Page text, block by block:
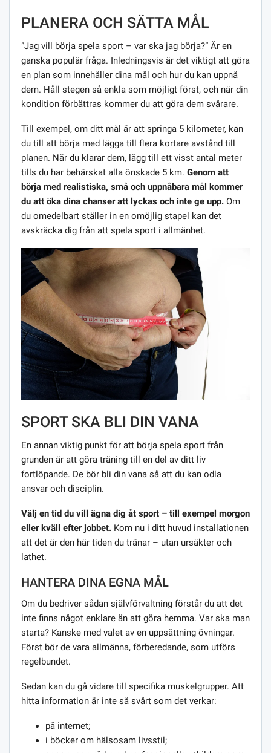
PLANERA OCH SÄTTA MÅL
”Jag vill börja spela sport – var ska jag börja?” Är en
ganska populär fråga. Inledningsvis är det viktigt att göra
en plan som innehåller dina mål och hur du kan uppnå
dem. Håll stegen så enkla som möjligt först, och när din
kondition förbättras kommer du att göra dem svårare.
Till exempel, om ditt mål är att springa 5 kilometer, kan
du till att börja med lägga till flera kortare avstånd till
planen. När du klarar dem, lägg till ett visst antal meter
tills du har behärskat alla önskade 5 km. Genom att
börja med realistiska, små och uppnåbara mål kommer
du att öka dina chanser att lyckas och inte ge upp. Om
du omedelbart ställer in en omöjlig stapel kan det
avskräcka dig från att spela sport i allmänhet.
SPORT SKA BLI DIN VANA
En annan viktig punkt för att börja spela sport från
grunden är att göra träning till en del av ditt liv
fortlöpande. De bör bli din vana så att du kan odla
ansvar och disciplin.
Välj en tid du vill ägna dig åt sport – till exempel morgon
eller kväll efter jobbet. Kom nu i ditt huvud installationen
att det är den här tiden du tränar – utan ursäkter och
lathet.
HANTERA DINA EGNA MÅL
Om du bedriver sådan självförvaltning förstår du att det
inte finns något enklare än att göra hemma. Var ska man
starta? Kanske med valet av en uppsättning övningar.
Först bör de vara allmänna, förberedande, som utförs
regelbundet.
Sedan kan du gå vidare till specifika muskelgrupper. Att
hitta information är inte så svårt som det verkar:
på internet;
i böcker om hälsosam livsstil;